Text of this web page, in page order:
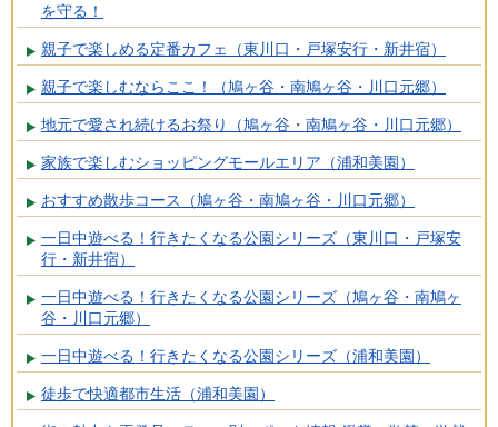
を守る！
親子で楽しめる定番カフェ（東川口・戸塚安行・新井宿）
親子で楽しむならここ！（鳩ヶ谷・南鳩ヶ谷・川口元郷）
地元で愛され続けるお祭り（鳩ヶ谷・南鳩ヶ谷・川口元郷）
家族で楽しむショッピングモールエリア（浦和美園）
おすすめ散歩コース（鳩ヶ谷・南鳩ヶ谷・川口元郷）
一日中遊べる！行きたくなる公園シリーズ（東川口・戸塚安
行・新井宿）
一日中遊べる！行きたくなる公園シリーズ（鳩ヶ谷・南鳩ヶ
谷・川口元郷）
一日中遊べる！行きたくなる公園シリーズ（浦和美園）
徒歩で快適都市生活（浦和美園）